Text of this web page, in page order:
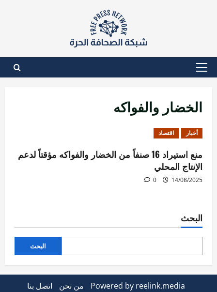
القائمة
الخضار والفواكه
أخبار اقتصاد
منع استيراد 16 صنفاً من الخضار والفواكه مؤقتاً لدعم
الإنتاج المحلي
14/08/2025
0
البحث
البحث
Powered by reelink.media من نحن اتصل بنا